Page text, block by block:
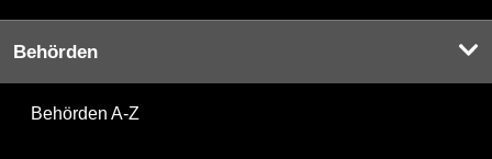
Behörden
Behörden A-Z